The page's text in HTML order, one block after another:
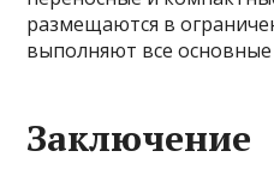
размещаются в
выполняют все
Заключение